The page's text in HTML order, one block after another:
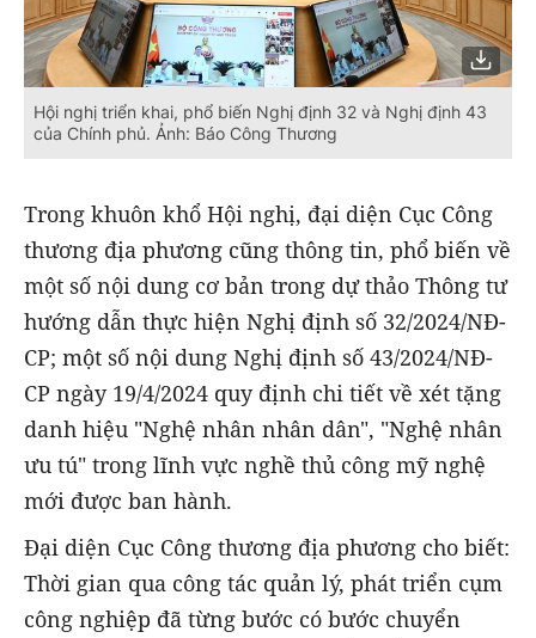
Hội nghị triển khai, phổ biến Nghị định 32 và Nghị định 43
của Chính phủ. Ảnh: Báo Công Thương
Trong khuôn khổ Hội nghị, đại diện Cục Công
thương địa phương cũng thông tin, phổ biến về
một số nội dung cơ bản trong dự thảo Thông tư
hướng dẫn thực hiện Nghị định số 32/2024/NĐ-
CP; một số nội dung Nghị định số 43/2024/NĐ-
CP ngày 19/4/2024 quy định chi tiết về xét tặng
danh hiệu "Nghệ nhân nhân dân", "Nghệ nhân
ưu tú" trong lĩnh vực nghề thủ công mỹ nghệ
mới được ban hành.
Đại diện Cục Công thương địa phương cho biết:
Thời gian qua công tác quản lý, phát triển cụm
công nghiệp đã từng bước có bước chuyển